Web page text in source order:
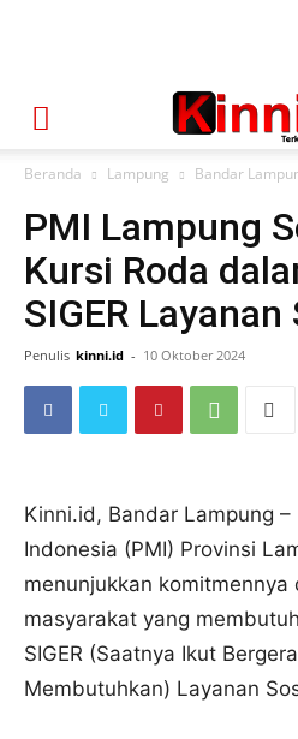
Beranda Lampung Bandar
PMI Lampung
Kursi Roda
SIGER Layanan
Penulis kinni.id - 10 Oktober 2024
Kinni.id, Bandar Lampung –
Indonesia (PMI) Provinsi
menunjukkan komitmennya
masyarakat yang
SIGER (Saatnya Ikut
Membutuhkan) Layanan